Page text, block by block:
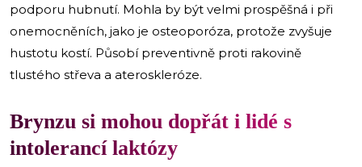
podporu hubnutí. Mohla by být velmi prospěšná i při
onemocněních, jako je osteoporóza, protože zvyšuje
hustotu kostí. Působí preventivně proti rakovině
tlustého střeva a ateroskleróze.
Brynzu si mohou dopřát i lidé s
intolerancí laktózy